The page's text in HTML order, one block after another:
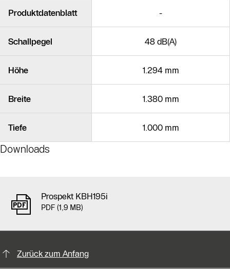
Produktdatenblatt -
Schallpegel 48 dB(A)
Höhe 1.294 mm
Breite 1.380 mm
Tiefe 1.000 mm
Downloads
Prospekt KBH195i
PDF (1,9 MB)
Slider Bildergalerie
Zurück zum Anfang